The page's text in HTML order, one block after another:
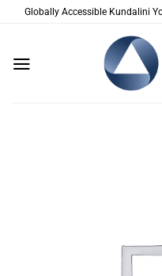
SaltaGlobally Accessible Kundalini